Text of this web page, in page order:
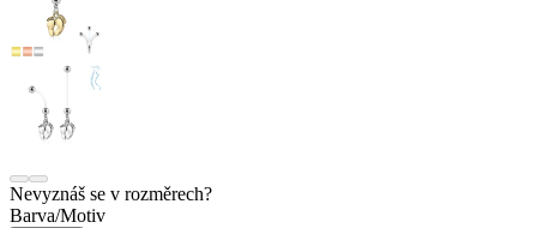
Nevyznáš se v rozměrech?
Barva/Motiv